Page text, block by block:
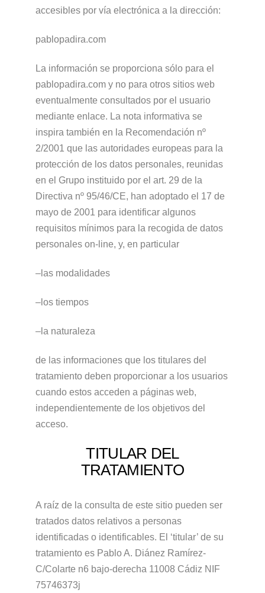
accesibles por vía electrónica a la dirección:
pablopadira.com
La información se proporciona sólo para el
pablopadira.com y no para otros sitios web
eventualmente consultados por el usuario
mediante enlace. La nota informativa se
inspira también en la Recomendación nº
2/2001 que las autoridades europeas para la
protección de los datos personales, reunidas
en el Grupo instituido por el art. 29 de la
Directiva nº 95/46/CE, han adoptado el 17 de
mayo de 2001 para identificar algunos
requisitos mínimos para la recogida de datos
personales on-line, y, en particular
–las modalidades
–los tiempos
–la naturaleza
de las informaciones que los titulares del
tratamiento deben proporcionar a los usuarios
cuando estos acceden a páginas web,
independientemente de los objetivos del
acceso.
TITULAR DEL
TRATAMIENTO
A raíz de la consulta de este sitio pueden ser
tratados datos relativos a personas
identificadas o identificables. El ‘titular’ de su
tratamiento es Pablo A. Diánez Ramírez-
C/Colarte n6 bajo-derecha 11008 Cádiz NIF
75746373j